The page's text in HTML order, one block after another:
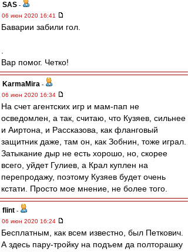
SAS -
06 июн 2020 16:41
Баварии забили гол.
Вар помог. Четко!
KarmaMira -
06 июн 2020 16:34
На счет агентских игр и мам-пап не
осведомлен, а так, считаю, что Кузяев, сильнее
и Аиртона, и Рассказова, как фланговый
защитник даже, там он, как Зобнин, тоже играл.
Затыкание дыр не есть хорошо, но, скорее
всего, уйдет Гулиев, а Крал куплен на
перепродажу, поэтому Кузяев будет очень
кстати. Просто мое мнение, не более того.
flint -
06 июн 2020 16:24
Бесплатным, как всем известно, был Петкович.
А здесь пару-тройку на подъем да полторашку